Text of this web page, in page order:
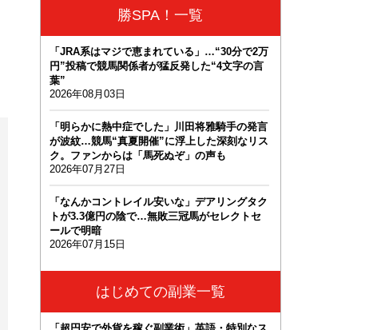
勝SPA！一覧
「JRA系はマジで恵まれている」…“30分で2万
円”投稿で競馬関係者が猛反発した“4文字の言
葉”
2026年08月03日
「明らかに熱中症でした」川田将雅騎手の発言
が波紋…競馬“真夏開催”に浮上した深刻なリス
ク。ファンからは「馬死ぬぞ」の声も
2026年07月27日
「なんかコントレイル安いな」デアリングタク
トが3.3億円の陰で…無敗三冠馬がセレクトセ
ールで明暗
2026年07月15日
はじめての副業一覧